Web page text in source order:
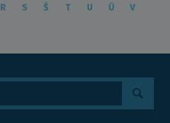
R S Š T U Ū
V